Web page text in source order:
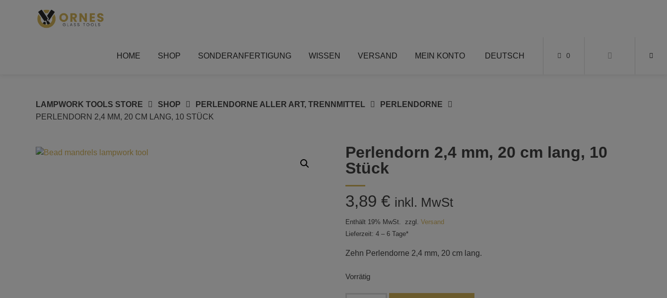
HOME SHOP SONDERANFERTIGUNG WISSEN VERSAND MEIN KONTO DEUTSCH 0
LAMPWORK TOOLS STORE SHOP PERLENDORNE ALLER ART, TRENNMITTEL
PERLENDORNE
PERLENDORN 2,4 MM, 20 CM LANG, 10 STÜCK
Perlendorn 2,4 mm, 20 cm lang, 10
Stück
3,89 € inkl. MwSt
Enthält 19% MwSt. zzgl. Versand
Lieferzeit: 4 – 6 Tage*
Zehn Perlendorne 2,4 mm, 20 cm lang.
Vorrätig